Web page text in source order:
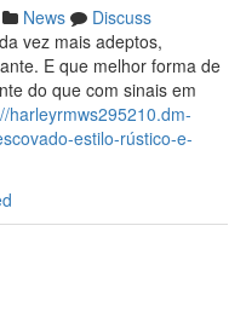
News
Discuss
vez mais adeptos,
E que melhor forma de
do que com sinais em
harleyrmws295210.dm-
estilo-rústico-e-